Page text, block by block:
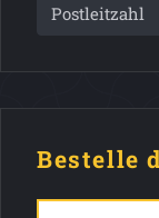
Postleitzahl
Bestelle